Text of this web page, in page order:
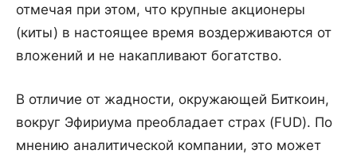
отмечая при этом, что крупные акционеры
(киты) в настоящее время воздерживаются от
вложений и не накапливают богатство.
В отличие от жадности, окружающей Биткоин,
вокруг Эфириума преобладает страх (FUD). По
мнению аналитической компании, это может